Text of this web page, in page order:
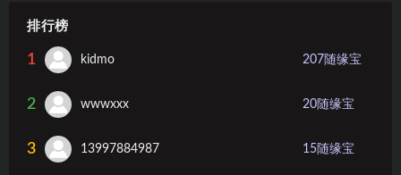
排行榜
1 kidmo 207 随缘宝
2 wwwxxx 20随缘宝
3 13997884987 15随缘宝